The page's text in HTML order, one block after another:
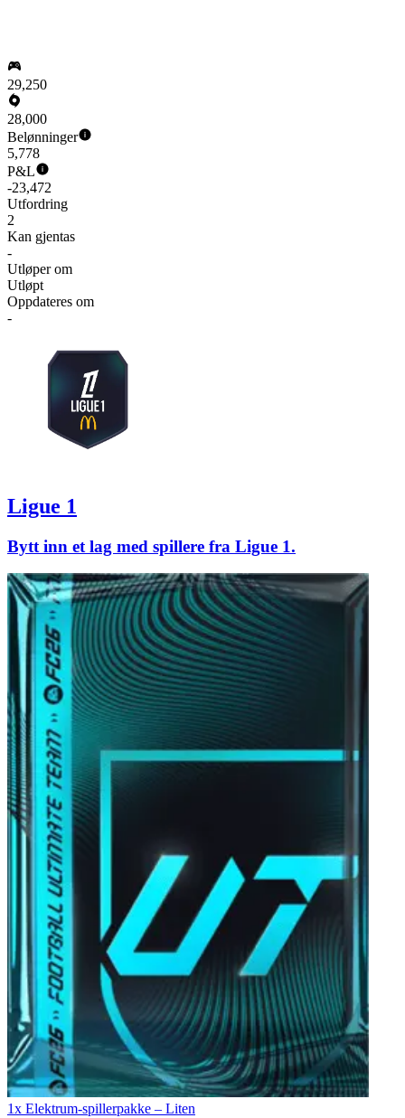
29,250
28,000
Belønninger
5,778
P&L
-23,472
Utfordring
2
Kan gjentas
-
Utløper om
Utløpt
Oppdateres om
-
Ligue 1
Bytt inn et lag med spillere fra Ligue 1.
1x Elektrum-spillerpakke – Liten